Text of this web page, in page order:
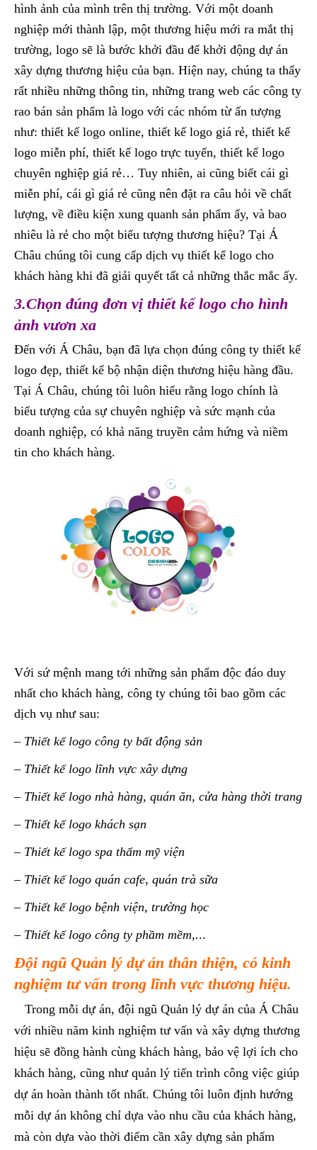
hình ảnh của mình trên thị trường. Với một doanh
nghiệp mới thành lập, một thương hiệu mới ra mắt thị
trường, logo sẽ là bước khởi đầu để khởi động dự án
xây dựng thương hiệu của bạn. Hiện nay, chúng ta thấy
rất nhiều những thông tin, những trang web các công ty
rao bán sản phẩm là logo với các nhóm từ ấn tượng
như: thiết kế logo online, thiết kế logo giá rẻ, thiết kế
logo miễn phí, thiết kế logo trực tuyến, thiết kế logo
chuyên nghiệp giá rẻ… Tuy nhiên, ai cũng biết cái gì
miễn phí, cái gì giá rẻ cũng nên đặt ra câu hỏi về chất
lượng, về điều kiện xung quanh sản phẩm ấy, và bao
nhiêu là rẻ cho một biểu tượng thương hiệu? Tại Á
Châu chúng tôi cung cấp dịch vụ thiết kế logo cho
khách hàng khi đã giải quyết tất cả những thắc mắc ấy.
3.Chọn đúng đơn vị thiết kế logo cho hình
ảnh vươn xa
Đến với Á Châu, bạn đã lựa chọn đúng công ty thiết kế
logo đẹp, thiết kế bộ nhận diện thương hiệu hàng đầu.
Tại Á Châu, chúng tôi luôn hiểu rằng logo chính là
biểu tượng của sự chuyên nghiệp và sức mạnh của
doanh nghiệp, có khả năng truyền cảm hứng và niềm
tin cho khách hàng.
Với sứ mệnh mang tới những sản phẩm độc đáo duy
nhất cho khách hàng, công ty chúng tôi bao gồm các
dịch vụ như sau:
– Thiết kế logo công ty bất động sản
– Thiết kế logo lĩnh vực xây dựng
– Thiết kế logo nhà hàng, quán ăn, cửa hàng thời trang
– Thiết kế logo khách sạn
– Thiết kế logo spa thẩm mỹ viện
– Thiết kế logo quán cafe, quán trà sữa
– Thiết kế logo bệnh viện, trường học
– Thiết kế logo công ty phầm mềm,...
Đội ngũ Quản lý dự án thân thiện, có kinh
nghiệm tư vấn trong lĩnh vực thương hiệu.
Trong mỗi dự án, đội ngũ Quản lý dự án của Á Châu
với nhiều năm kinh nghiệm tư vấn và xây dựng thương
hiệu sẽ đồng hành cùng khách hàng, bảo vệ lợi ích cho
khách hàng, cũng như quản lý tiến trình công việc giúp
dự án hoàn thành tốt nhất. Chúng tôi luôn định hướng
mỗi dự án không chỉ dựa vào nhu cầu của khách hàng,
mà còn dựa vào thời điểm cần xây dựng sản phẩm